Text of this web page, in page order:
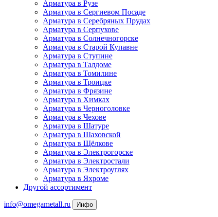
Арматура в Рузе
Арматура в Сергиевом Посаде
Арматура в Серебряных Прудах
Арматура в Серпухове
Арматура в Солнечногорске
Арматура в Старой Купавне
Арматура в Ступине
Арматура в Талдоме
Арматура в Томилине
Арматура в Троицке
Арматура в Фрязине
Арматура в Химках
Арматура в Черноголовке
Арматура в Чехове
Арматура в Шатуре
Арматура в Шаховской
Арматура в Щёлкове
Арматура в Электрогорске
Арматура в Электростали
Арматура в Электроуглях
Арматура в Яхроме
Другой ассортимент
info@omegametall.ru Инфо